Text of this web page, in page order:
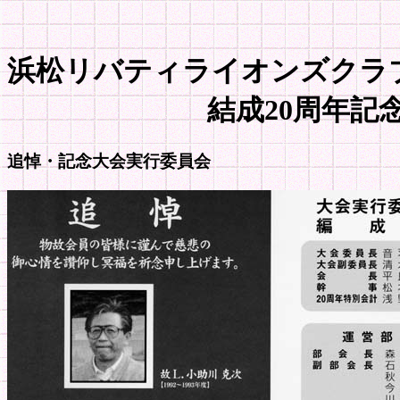
浜松リバティライオンズクラ
結成20周年記念
追悼・記念大会実行委員会